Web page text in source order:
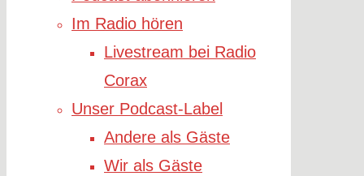
Im Radio hören
Livestream bei Radio
Corax
Unser Podcast-Label
Andere als Gäste
Wir als Gäste